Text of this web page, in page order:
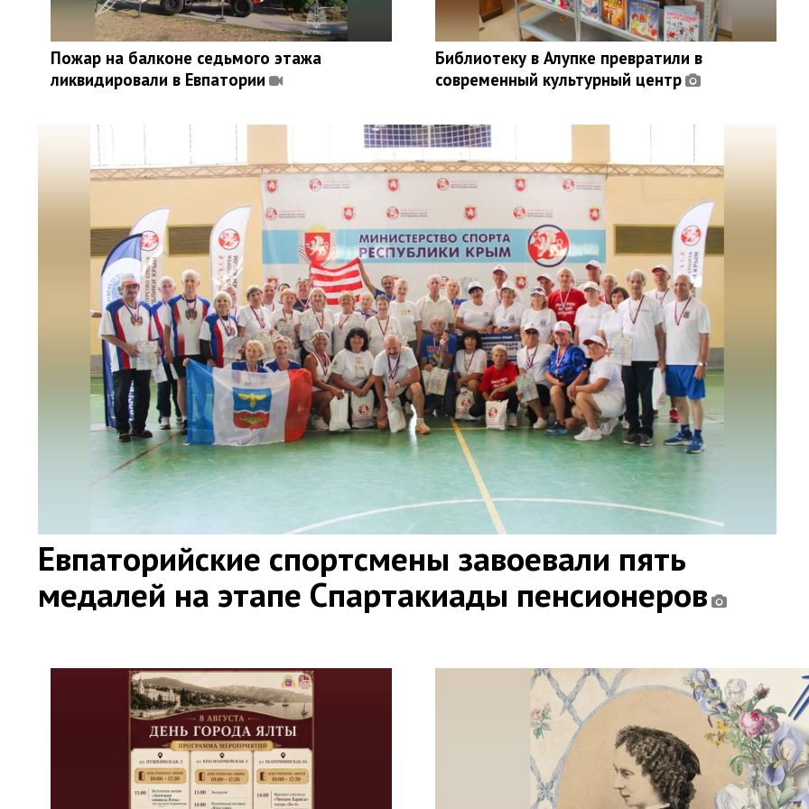
Пожар на балконе седьмого этажа
ликвидировали в Евпатории
Библиотеку в Алупке превратили в
современный культурный центр
Евпаторийские спортсмены завоевали пять
медалей на этапе Спартакиады пенсионеров